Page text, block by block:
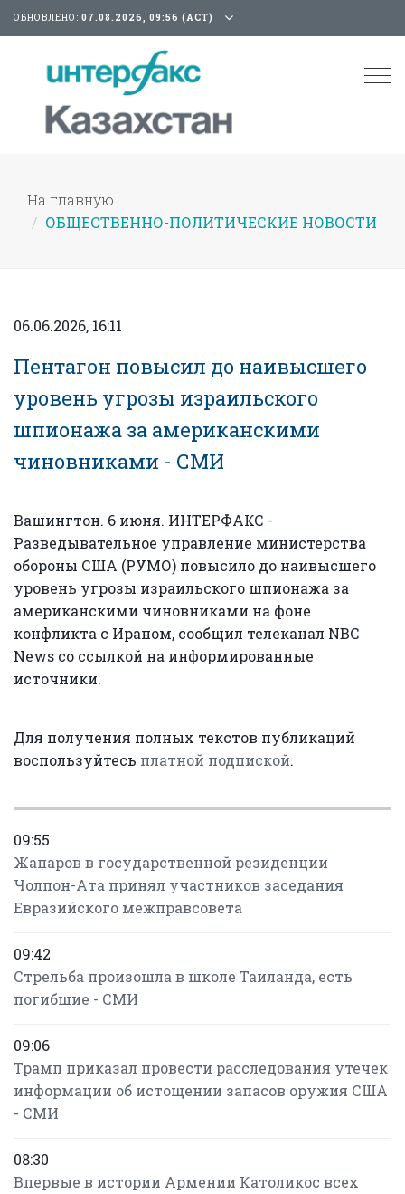
ОБНОВЛЕНО: 07.08.2026, 09:56 (АСТ)
На главную
ОБЩЕСТВЕННО-ПОЛИТИЧЕСКИЕ НОВОСТИ
06.06.2026, 16:11
Пентагон повысил до наивысшего
уровень угрозы израильского
шпионажа за американскими
чиновниками - СМИ
Вашингтон. 6 июня. ИНТЕРФАКС -
Разведывательное управление министерства
обороны США (РУМО) повысило до наивысшего
уровень угрозы израильского шпионажа за
американскими чиновниками на фоне
конфликта с Ираном, сообщил телеканал NBC
News со ссылкой на информированные
источники.
Для получения полных текстов публикаций
воспользуйтесь платной подпиской.
09:55
Жапаров в государственной резиденции
Чолпон-Ата принял участников заседания
Евразийского межправсовета
09:42
Стрельба произошла в школе Таиланда, есть
погибшие - СМИ
09:06
Трамп приказал провести расследования утечек
информации об истощении запасов оружия США
- СМИ
08:30
Впервые в истории Армении Католикос всех